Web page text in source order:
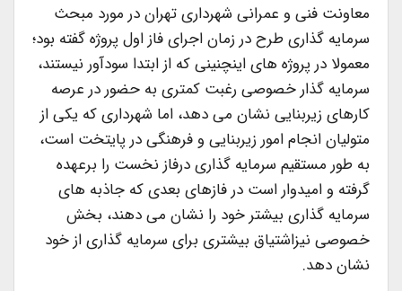
معاونت فنی و عمرانی شهرداری تهران در مورد مبحث
سرمایه گذاری طرح در زمان اجرای فاز اول پروژه گفته بود؛
معمولا در پروژه های اینچنینی که از ابتدا سودآور نیستند،
سرمایه گذار خصوصی رغبت کمتری به حضور در عرصه
کارهای زیربنایی نشان می دهد، اما شهرداری که یکی از
متولیان انجام امور زیربنایی و فرهنگی در پایتخت است،
به طور مستقیم سرمایه گذاری درفاز نخست را برعهده
گرفته و امیدوار است در فازهای بعدی که جاذبه های
سرمایه گذاری بیشتر خود را نشان می دهند، بخش
خصوصی نیزاشتیاق بیشتری برای سرمایه گذاری از خود
نشان دهد.